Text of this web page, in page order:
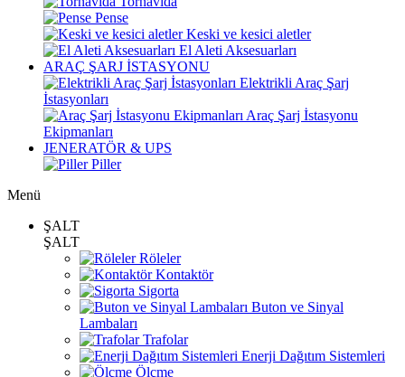
Pense
Keski ve kesici aletler
El Aleti Aksesuarları
ARAÇ ŞARJ İSTASYONU
Elektrikli Araç Şarj
İstasyonları
Araç Şarj İstasyonu
Ekipmanları
JENERATÖR & UPS
Piller
Menü
ŞALT
ŞALT
Röleler
Kontaktör
Sigorta
Buton ve Sinyal
Lambaları
Trafolar
Enerji Dağıtım Sistemleri
Ölçme